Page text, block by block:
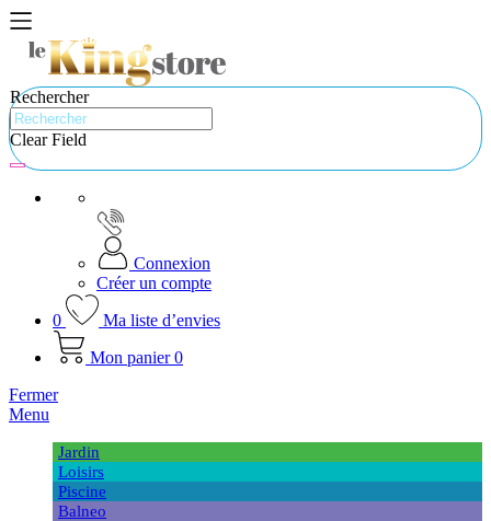
Rechercher
Clear Field
Connexion
Créer un compte
0
Ma liste d’envies
Mon panier 0
Fermer
Menu
Jardin
Loisirs
Piscine
Balneo